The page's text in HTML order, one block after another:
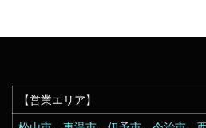
【営業エリア】